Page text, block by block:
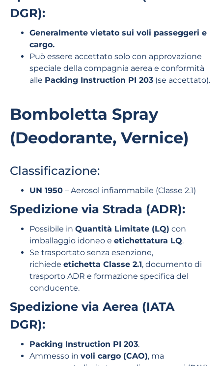
DGR):
Generalmente vietato sui voli passeggeri e
cargo.
Può essere accettato solo con approvazione
speciale della compagnia aerea e conformità
alle Packing Instruction PI 203 (se accettato).
Bomboletta Spray
(Deodorante, Vernice)
Classificazione:
UN 1950 – Aerosol infiammabile (Classe 2.1)
Spedizione via Strada (ADR):
Possibile in Quantità Limitate (LQ) con
imballaggio idoneo e etichettatura LQ.
Se trasportato senza esenzione,
richiede etichetta Classe 2.1, documento di
trasporto ADR e formazione specifica del
conducente.
Spedizione via Aerea (IATA
DGR):
Packing Instruction PI 203.
Ammesso in voli cargo (CAO), ma